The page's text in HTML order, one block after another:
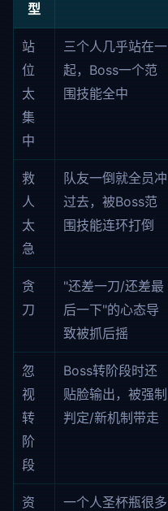
型
站
位
太
集
中
三个人几乎站在一
起，Boss一个范
围技能全中
救
人
太
急
队友一倒就全员冲
过去，被Boss范
围技能连环打倒
贪
刀
"还差一刀/还差最
后一下"的心态导
致被抓后摇
忽
视
转
阶
段
Boss转阶段时还
贴脸输出，被强制
判定/新机制带走
资
一个人圣杯瓶很多